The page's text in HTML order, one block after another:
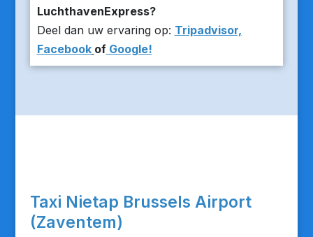
LuchthavenExpress?
Deel dan uw ervaring op: Tripadvisor,
Facebook ofGoogle!
Taxi Nietap Brussels Airport
(Zaventem)